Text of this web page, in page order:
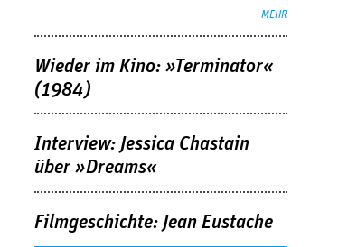
MEHR
Wieder im Kino: »Terminator«
(1984)
Interview: Jessica Chastain
über »Dreams«
Filmgeschichte: Jean Eustache